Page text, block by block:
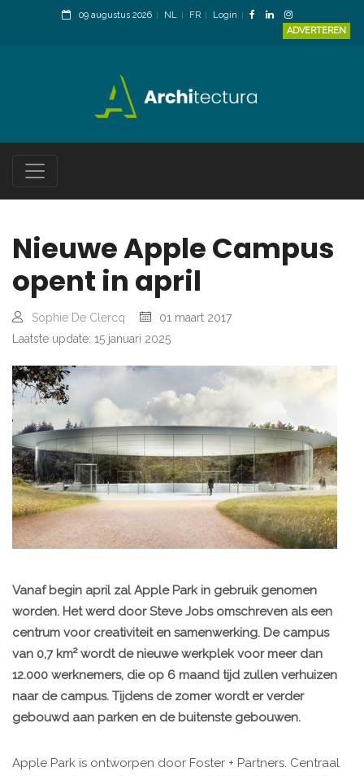
09 augustus 2026 NL FR
Login
ADVERTEREN
Nieuwe Apple Campus
opent in april
Sophie De Clercq
01 maart 2017
Laatste update: 15 januari 2025
Vanaf begin april zal Apple Park in gebruik genomen
worden. Het werd door Steve Jobs omschreven als een
centrum voor creativiteit en samenwerking. De campus
van 0,7 km² wordt de nieuwe werkplek voor meer dan
12.000 werknemers, die op 6 maand tijd zullen verhuizen
naar de campus. Tijdens de zomer wordt er verder
gebouwd aan parken en de buitenste gebouwen.
Apple Park is ontworpen door Foster + Partners. Centraal